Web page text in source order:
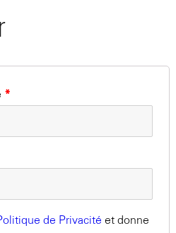
*
de Privacité et donne